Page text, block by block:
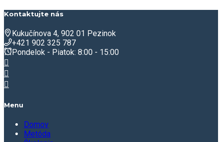
Kontaktujte nás
Kukučínova 4, 902 01 Pezinok
+421 902 325 787
Pondelok - Piatok: 8:00 - 15:00
Menu
Domov
Metóda